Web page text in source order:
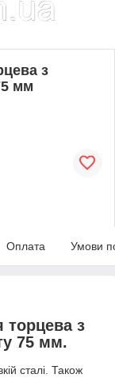
з
мм
Оплата Умови
торцева з
75 мм.
сталі. Також